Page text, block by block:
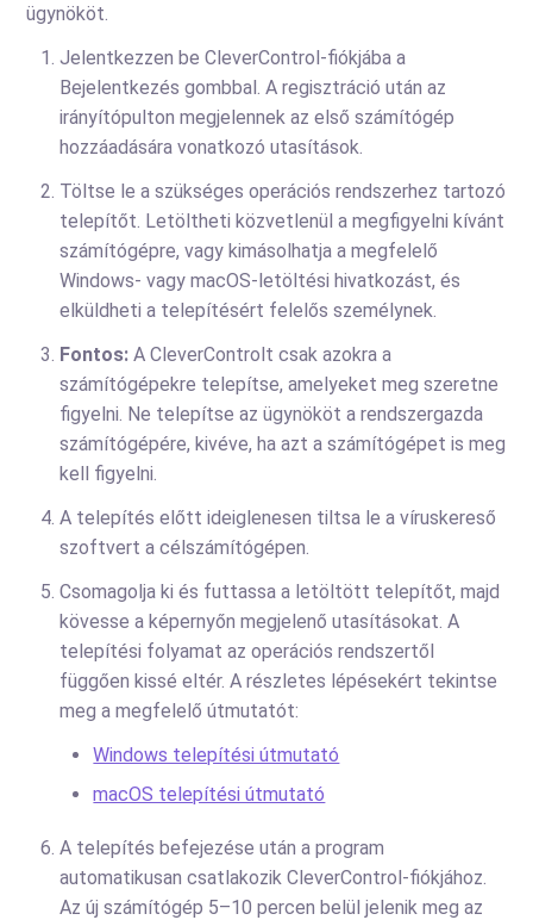
ügynököt.
Jelentkezzen be CleverControl-fiókjába a
Bejelentkezés gombbal. A regisztráció után az
irányítópulton megjelennek az első számítógép
hozzáadására vonatkozó utasítások.
Töltse le a szükséges operációs rendszerhez tartozó
telepítőt. Letöltheti közvetlenül a megfigyelni kívánt
számítógépre, vagy kimásolhatja a megfelelő
Windows- vagy macOS-letöltési hivatkozást, és
elküldheti a telepítésért felelős személynek.
Fontos: A CleverControlt csak azokra a
számítógépekre telepítse, amelyeket meg szeretne
figyelni. Ne telepítse az ügynököt a rendszergazda
számítógépére, kivéve, ha azt a számítógépet is meg
kell figyelni.
A telepítés előtt ideiglenesen tiltsa le a víruskereső
szoftvert a célszámítógépen.
Csomagolja ki és futtassa a letöltött telepítőt, majd
kövesse a képernyőn megjelenő utasításokat. A
telepítési folyamat az operációs rendszertől
függően kissé eltér. A részletes lépésekért tekintse
meg a megfelelő útmutatót:
Windows telepítési útmutató
macOS telepítési útmutató
A telepítés befejezése után a program
automatikusan csatlakozik CleverControl-fiókjához.
Az új számítógép 5–10 percen belül jelenik meg az